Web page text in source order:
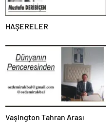
HAŞERELER
Vaşington Tahran Arası